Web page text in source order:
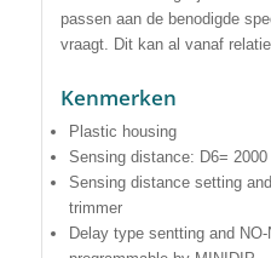
passen aan de benodigde
vraagt. Dit kan al vanaf
Kenmerken
Plastic housing
Sensing distance: D6= 2000
Sensing distance setting
trimmer
Delay type sentting and